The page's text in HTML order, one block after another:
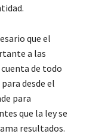
que el
a las
de todo
desde el
para
que la ley se
resultados.